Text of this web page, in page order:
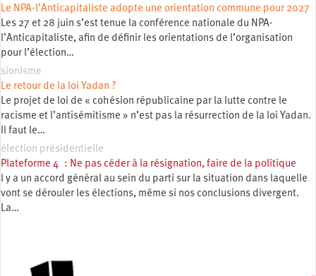
Le NPA-l’Anticapitaliste adopte une orientation commune pour 2027
Les 27 et 28 juin s’est tenue la conférence nationale du NPA-
l’Anticapitaliste, afin de définir les orientations de l’organisation
pour l’élection…
sionisme
Le retour de la loi Yadan ?
Le projet de loi de « cohésion républicaine par la lutte contre le
racisme et l’antisémitisme » n’est pas la résurrection de la loi Yadan.
Il faut le…
élection présidentielle
Plateforme 4 : Ne pas céder à la résignation, faire de la politique
l y a un accord général au sein du parti sur la situation dans laquelle
vont se dérouler les élections, même si nos conclusions divergent.
La…